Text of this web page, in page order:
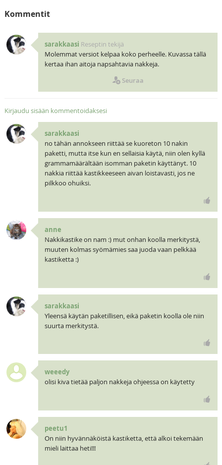
Kommentit
sarakkaasi Reseptin tekijä
Molemmat versiot kelpaa koko perheelle. Kuvassa tällä
kertaa ihan aitoja napsahtavia nakkeja.
Seuraa
Kirjaudu sisään kommentoidaksesi
sarakkaasi
no tähän annokseen riittää se kuoreton 10 nakin
paketti, mutta itse kun en sellaisia käytä, niin olen kyllä
grammamäärältään isomman paketin käyttänyt. 10
nakkia riittää kastikkeeseen aivan loistavasti, jos ne
pilkkoo ohuiksi.
anne
Nakkikastike on nam :) mut onhan koolla merkitystä,
muuten kolmas syömämies saa juoda vaan pelkkää
kastiketta :)
sarakkaasi
Yleensä käytän paketillisen, eikä paketin koolla ole niin
suurta merkitystä.
weeedy
olisi kiva tietää paljon nakkeja ohjeessa on käytetty
peetu1
On niin hyvännäköistä kastiketta, että alkoi tekemään
mieli laittaa heti!!!